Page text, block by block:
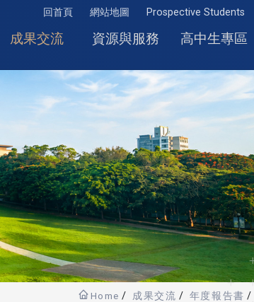
回首頁 網站地圖 Prospective Students
成果交流 資源與服務 高中生專區
Home 成果交流 年度報告書